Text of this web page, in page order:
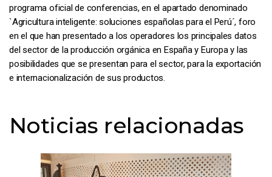
programa oficial de conferencias, en el apartado denominado
`Agricultura inteligente: soluciones españolas para el Perú´, foro
en el que han presentado a los operadores los principales datos
del sector de la producción orgánica en España y Europa y las
posibilidades que se presentan para el sector, para la exportación
e internacionalización de sus productos.
Noticias relacionadas